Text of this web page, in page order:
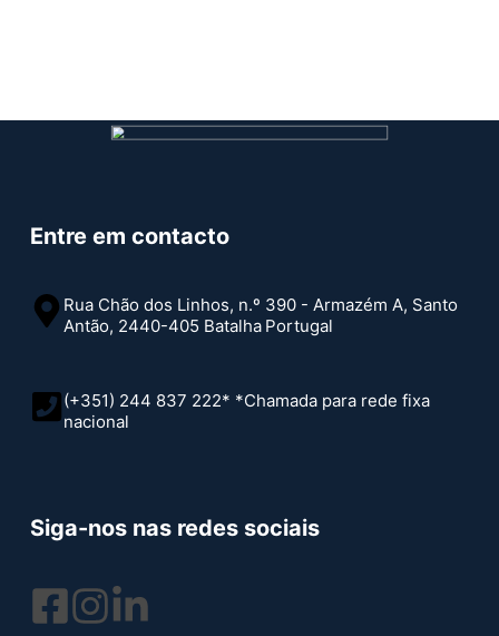
Entre em contacto
Rua Chão dos Linhos, n.º 390 - Armazém A, Santo
Antão, 2440-405 Batalha Portugal
(+351) 244 837 222* *Chamada para rede fixa
nacional
Siga-nos nas redes sociais